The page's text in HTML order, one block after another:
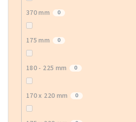
370 mm 0
175 mm 0
180 - 225 mm 0
170 x 220 mm 0